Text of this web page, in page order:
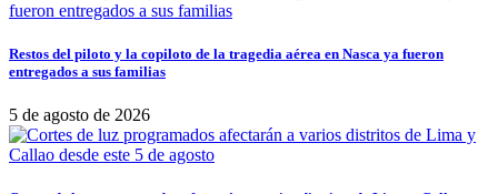
Restos del piloto y la copiloto de la tragedia aérea en Nasca ya fueron
entregados a sus familias
5 de agosto de 2026